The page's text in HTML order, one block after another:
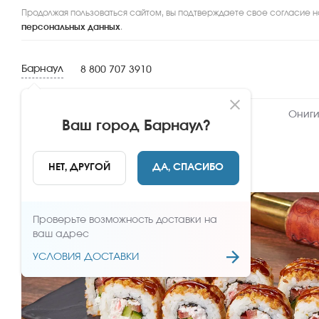
Продолжая пользоваться сайтом, вы подтверждаете свое согласие
персональных данных.
Барнаул
Ваш город Барнаул?
НЕТ, ДРУГОЙ ДА, СПАСИБО
Проверьте возможность доставки на
ваш адрес
УСЛОВИЯ ДОСТАВКИ
8 800 707 3910
НАЗАД